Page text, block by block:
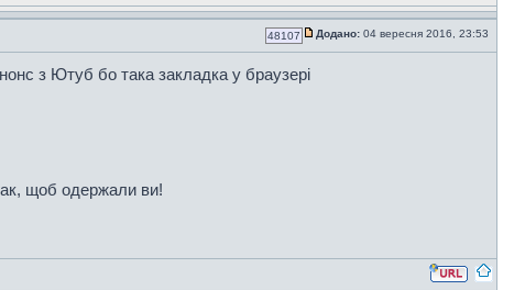
48107 Додано: 04 вересня 2016, 23:53
з Ютуб бо така закладка у браузері
щоб одержали ви!